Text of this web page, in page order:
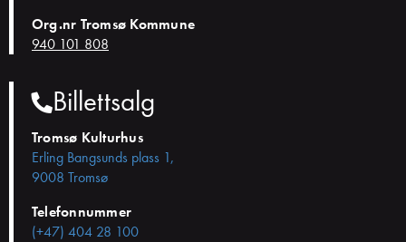
Org.nr Tromsø Kommune
940 101 808
Billettsalg
Tromsø Kulturhus
Erling Bangsunds plass 1,
9008 Tromsø
Telefonnummer
(+47) 404 28 100